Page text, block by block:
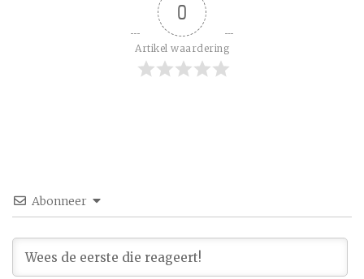
0
Artikel waardering
Abonneer